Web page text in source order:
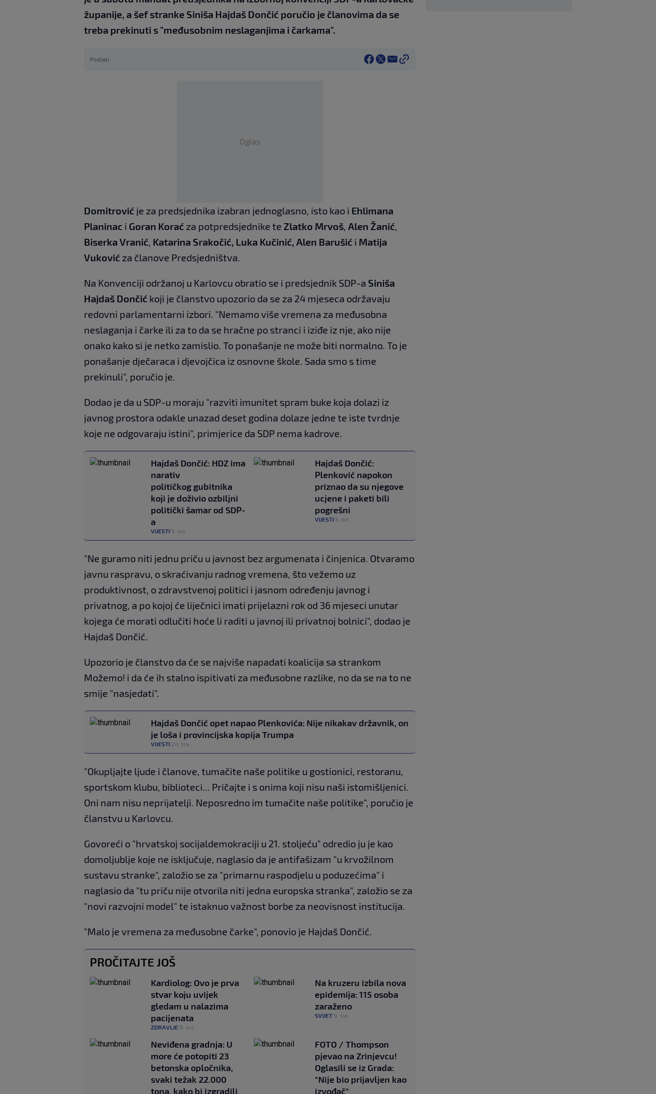
županije, a šef stranke Siniša Hajdaš Dončić poručio je članovima da se
treba prekinuti s "međusobnim neslaganjima i čarkama".
Podijeli
Oglas
Domitrović je za predsjednika izabran jednoglasno, isto kao i Ehlimana
Planinac i Goran Korać za potpredsjednike te Zlatko Mrvoš, Alen Žanić,
Biserka Vranić, Katarina Srakočić, Luka Kučinić, Alen Barušić i Matija
Vuković za članove Predsjedništva.
Na Konvenciji održanoj u Karlovcu obratio se i predsjednik SDP-a Siniša
Hajdaš Dončić koji je članstvo upozorio da se za 24 mjeseca održavaju
redovni parlamentarni izbori. "Nemamo više vremena za međusobna
neslaganja i čarke ili za to da se hračne po stranci i iziđe iz nje, ako nije
onako kako si je netko zamislio. To ponašanje ne može biti normalno. To je
ponašanje dječaraca i djevojčica iz osnovne škole. Sada smo s time
prekinuli", poručio je.
Dodao je da u SDP-u moraju "razviti imunitet spram buke koja dolazi iz
javnog prostora odakle unazad deset godina dolaze jedne te iste tvrdnje
koje ne odgovaraju istini", primjerice da SDP nema kadrove.
Hajdaš Dončić: HDZ ima
narativ
političkog gubitnika
koji je doživio ozbiljni
politički šamar od SDP-
a
VIJESTI 9. svi.
Hajdaš Dončić:
Plenković napokon
priznao da su njegove
ucjene i paketi bili
pogrešni
VIJESTI 5. svi.
"Ne guramo niti jednu priču u javnost bez argumenata i činjenica. Otvaramo
javnu raspravu, o skraćivanju radnog vremena, što vežemo uz
produktivnost, o zdravstvenoj politici i jasnom određenju javnog i
privatnog, a po kojoj će liječnici imati prijelazni rok od 36 mjeseci unutar
kojega će morati odlučiti hoće li raditi u javnoj ili privatnoj bolnici", dodao je
Hajdaš Dončić.
Upozorio je članstvo da će se najviše napadati koalicija sa strankom
Možemo! i da će ih stalno ispitivati za međusobne razlike, no da se na to ne
smije "nasjedati".
Hajdaš Dončić opet napao Plenkovića: Nije nikakav državnik, on
je loša i provincijska kopija Trumpa
VIJESTI 24. tra.
"Okupljajte ljude i članove, tumačite naše politike u gostionici, restoranu,
sportskom klubu, biblioteci... Pričajte i s onima koji nisu naši istomišljenici.
Oni nam nisu neprijatelji. Neposredno im tumačite naše politike", poručio je
članstvu u Karlovcu.
Govoreći o "hrvatskoj socijaldemokraciji u 21. stoljeću" odredio ju je kao
domoljublje koje ne isključuje, naglasio da je antifašizam "u krvožilnom
sustavu stranke", založio se za "primarnu raspodjelu u poduzećima" i
naglasio da "tu priču nije otvorila niti jedna europska stranka", založio se za
"novi razvojni model" te istaknuo važnost borbe za neovisnost institucija.
"Malo je vremena za međusobne čarke", ponovio je Hajdaš Dončić.
PROČITAJTE JOŠ
Kardiolog: Ovo je prva
stvar koju uvijek
gledam u nalazima
pacijenata
ZDRAVLJE 8. svi.
Na kruzeru izbila nova
epidemija: 115 osoba
zaraženo
SVIJET 9. svi.
Neviđena gradnja: U
more će potopiti 23
betonska opločnika,
svaki težak 22.000
tona, kako bi izgradili
FOTO / Thompson
pjevao na Zrinjevcu!
Oglasili se iz Grada:
"Nije bio prijavljen kao
izvođač"